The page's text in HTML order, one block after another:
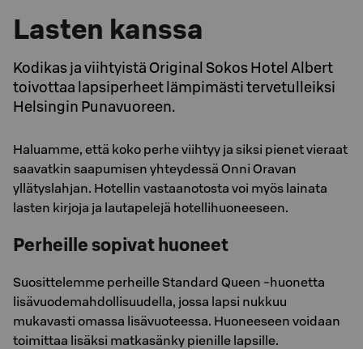
Lasten kanssa
Kodikas ja viihtyistä Original Sokos Hotel Albert
toivottaa lapsiperheet lämpimästi tervetulleiksi
Helsingin Punavuoreen.
Haluamme, että koko perhe viihtyy ja siksi pienet vieraat
saavatkin saapumisen yhteydessä Onni Oravan
yllätyslahjan. Hotellin vastaanotosta voi myös lainata
lasten kirjoja ja lautapelejä hotellihuoneeseen.
Perheille sopivat huoneet
Suosittelemme perheille Standard Queen -huonetta
lisävuodemahdollisuudella, jossa lapsi nukkuu
mukavasti omassa lisävuoteessa. Huoneeseen voidaan
toimittaa lisäksi matkasänky pienille lapsille.